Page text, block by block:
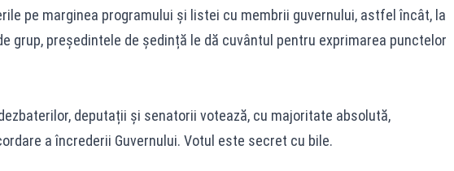
pe marginea programului și listei cu membrii guvernului, astfel încât, la
grup, președintele de ședință le dă cuvântul pentru exprimarea punctelor
deputații și senatorii votează, cu majoritate absolută,
a încrederii Guvernului. Votul este secret cu bile.